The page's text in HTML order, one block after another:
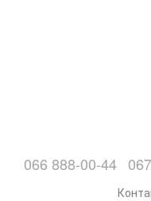
066 888-00-44